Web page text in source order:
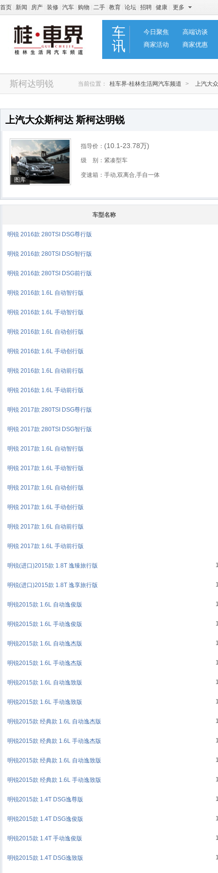
首页 新闻 房产 装修 汽车 购物 二手 教育 论坛 招聘 健康 更多
车
讯
今日聚焦
高端访谈
商家活动
商家优惠
斯柯达明锐 当前位置： 桂车界-桂林生活网汽车频道 > 上汽大
上汽大众斯柯达 斯柯达明锐
图库
指导价： (10.1-23.78万)
级 别：紧凑型车
变速箱：手动,双离合,手自一体
车型名称
明锐 2016款 280TSI DSG尊行版
明锐 2016款 280TSI DSG智行版
明锐 2016款 280TSI DSG前行版
明锐 2016款 1.6L 自动智行版
明锐 2016款 1.6L 手动智行版
明锐 2016款 1.6L 自动创行版
明锐 2016款 1.6L 手动创行版
明锐 2016款 1.6L 自动前行版
明锐 2016款 1.6L 手动前行版
明锐 2017款 280TSI DSG尊行版
明锐 2017款 280TSI DSG智行版
明锐 2017款 1.6L 自动智行版
明锐 2017款 1.6L 手动智行版
明锐 2017款 1.6L 自动创行版
明锐 2017款 1.6L 手动创行版
明锐 2017款 1.6L 自动前行版
明锐 2017款 1.6L 手动前行版
明锐(进口)2015款 1.8T 逸臻旅行版
明锐(进口)2015款 1.8T 逸享旅行版
明锐2015款 1.6L 自动逸俊版
明锐2015款 1.6L 手动逸俊版
明锐2015款 1.6L 自动逸杰版
明锐2015款 1.6L 手动逸杰版
明锐2015款 1.6L 自动逸致版
明锐2015款 1.6L 手动逸致版
明锐2015款 经典款 1.6L 自动逸杰版
明锐2015款 经典款 1.6L 手动逸杰版
明锐2015款 经典款 1.6L 自动逸致版
明锐2015款 经典款 1.6L 手动逸致版
明锐2015款 1.4T DSG逸尊版
明锐2015款 1.4T DSG逸俊版
明锐2015款 1.4T 手动逸俊版
明锐2015款 1.4T DSG逸致版